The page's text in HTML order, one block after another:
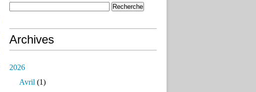
Archives
2026
Avril (1)